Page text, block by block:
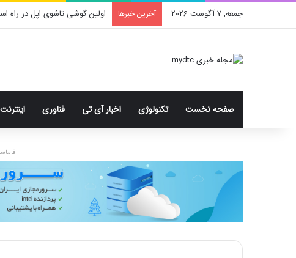
جمعه, 7 آگوست 2026 آخرین خبرها اولین گوشی تاشوی اپل در راه
صفحه نخست تکنولوژی اخبار آی تی فناوری اینترنت